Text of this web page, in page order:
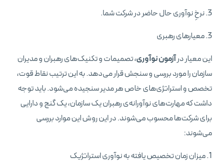
3. نرخِ نوآوری حال حاضر در شرکت شما.
3. معیارهای رهبری
این معیار درآزمون نوآوری، تصمیمات و تکنیک‌های رهبران و مدیران
سازمان را مورد بررسی و سنجش قرار می‌دهد. به این ترتیب نقاط قوت،
تخصص و استراتژی‌های خاص هر مدیر سنجیده می‌شود. باید توجه
داشت که مهارت‌های نوآورانه‌ی رهبران یک سازمان، یک گنج و دارایی
برای شرکت‌ها محسوب می‌شوند. در این روش این موارد بررسی
می‌شوند:
1. میزان زمان تخصیص یافته به نوآوری استراتژیک